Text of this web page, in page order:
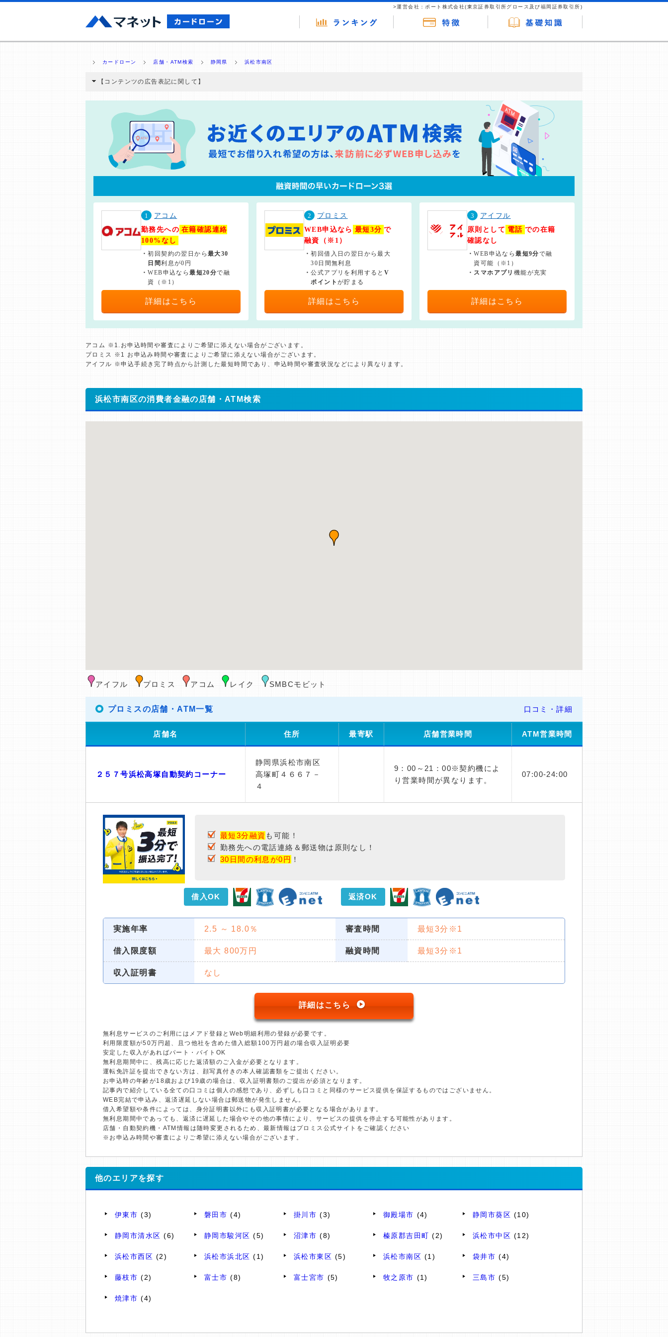
>運営会社：ポート株式会社(東京証券取引所グロース及び福岡証券取引所)
カードローン 店舗・ATM検索 静岡県 浜松市南区
【コンテンツの広告表記に関して】
と弊社に対して企業から紹介報酬が支払われるという収益モデルです。 ただし、特定の商品を根拠なくPRするものではなく、当編集部の調査／ユーザーへの口コ
ミ収集などに基づき、公平性を担保した情報提供を行っています。
>提携企業一覧
1
アコム
勤務先への 在籍確認連絡
100%なし
・初回契約の翌日から最大30
日間利息が0円
・WEB申込なら最短20分で融
資（※1）
詳細はこちら
2
プロミス
WEB申込なら 最短3分 で
融資（※1）
・初回借入日の翌日から最大
30日間無利息
・公式アプリを利用すると V
ポイントが貯まる
詳細はこちら
3
アイフル
原則として 電話 での在籍
確認なし
・WEB申込なら最短9分で融
資可能（※1）
・ スマホアプリ 機能が充実
詳細はこちら
アコム ※1.お申込時間や審査によりご希望に添えない場合がございます。
プロミス ※1 お申込み時間や審査によりご希望に添えない場合がございます。
アイフル ※申込手続き完了時点から計測した最短時間であり、申込時間や審査状況などにより異なります。
浜松市南区の消費者金融の店舗・ATM検索
アイフル プロミス アコム レイク SMBCモビット
プロミスの店舗・ATM一覧 口コミ・詳細
店舗名 住所 最寄駅 店舗営業時間 ATM営業時間
２５７号浜松高塚自動契約コーナー
静岡県浜松市南区
高塚町４６６７－
４
9：00～21：00※契約機によ
り営業時間が異なります。
07:00-24:00
最短3分融資 も可能！
勤務先への電話連絡＆郵送物は原則なし！
30日間の利息が0円 ！
借入OK 返済OK
実施年率 2.5 ～ 18.0％ 審査時間 最短3分※1
借入限度額 最大 800万円 融資時間 最短3分※1
収入証明書 なし
詳細はこちら
無利息サービスのご利用にはメアド登録とWeb明細利用の登録が必要です。
利用限度額が50万円超、且つ他社を含めた借入総額100万円超の場合収入証明必要
安定した収入があればパート・バイトOK
無利息期間中に、残高に応じた返済額のご入金が必要となります。
運転免許証を提出できない方は、顔写真付きの本人確認書類をご提出ください。
お申込時の年齢が18歳および19歳の場合は、収入証明書類のご提出が必須となります。
記事内で紹介している全ての口コミは個人の感想であり、必ずしも口コミと同様のサービス提供を保証するものではございません。
WEB完結で申込み、返済遅延しない場合は郵送物が発生しません。
借入希望額や条件によっては、身分証明書以外にも収入証明書が必要となる場合があります。
無利息期間中であっても、返済に遅延した場合やその他の事情により、サービスの提供を停止する可能性があります。
店舗・自動契約機・ATM情報は随時変更されるため、最新情報はプロミス公式サイトをご確認ください
※お申込み時間や審査によりご希望に添えない場合がございます。
他のエリアを探す
伊東市 (3) 磐田市 (4) 掛川市 (3) 御殿場市 (4) 静岡市葵区 (10)
静岡市清水区 (6) 静岡市駿河区 (5) 沼津市 (8) 榛原郡吉田町 (2) 浜松市中区 (12)
浜松市西区 (2) 浜松市浜北区 (1) 浜松市東区 (5) 浜松市南区 (1) 袋井市 (4)
藤枝市 (2) 富士市 (8) 富士宮市 (5) 牧之原市 (1) 三島市 (5)
焼津市 (4)